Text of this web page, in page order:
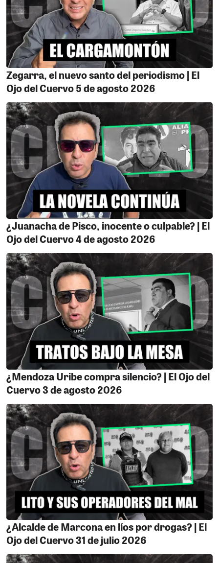
en Ica al pareces hay alcaldesas que les sobra el
tiempo, seguramente porque tienes todo resuelto en su
distrito como es el caso de Karito Rojo que más que
interés tiene en triunfar como tiktokera que resolver los
grandes problemas de su comunidad,
CONTAMINAN EL MAR EN MARCONA.Una extensa
mancha de residuos minerales proveniente de las
contamina el mar en el sector de San Nicolás. El
contaminante se desplaza hacia el norte y pone en
grave riesgo la Reserva Nacional de Paracas, la flora,
fauna marina y los recursos pesqueros de toda la costa
de Ica. Se exige una investigación inmediata y acciones
urgentes de las entidades competentes para
determinar responsabilidades y evitar un desastre
ambiental de grandes proporciones.
Zegarra, el nuevo santo del periodismo | El
Ojo del Cuervo 5 de agosto 2026
¿Juanacha de Pisco, inocente o culpable? | El
Ojo del Cuervo 4 de agosto 2026
¿Mendoza Uribe compra silencio? | El Ojo del
Cuervo 3 de agosto 2026
¿Alcalde de Marcona en líos por drogas? | El
Ojo del Cuervo 31 de julio 2026